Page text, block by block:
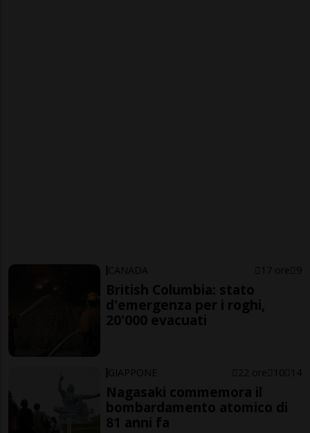
CANADA 17 ore 9
British Columbia: stato
d'emergenza per i roghi,
20'000 evacuati
GIAPPONE 22 ore 10 14
Nagasaki commemora il
bombardamento atomico di
81 anni fa